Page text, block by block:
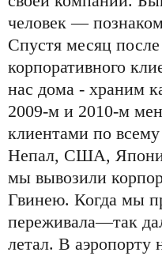
человек —
Спустя месяц
корпоративного
нас дома - храним
2009-м и 2010-м
клиентами по
Непал, США,
мы вывозили
Гвинею. Когда мы
переживала—так
летал. В аэропорту